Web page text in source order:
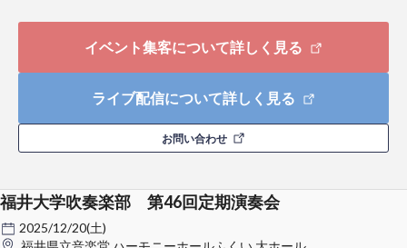
イベント集客について詳しく見る
ライブ配信について詳しく見る
お問い合わせ
福井大学吹奏楽部 第46回定期演奏会
2025/12/20(土)